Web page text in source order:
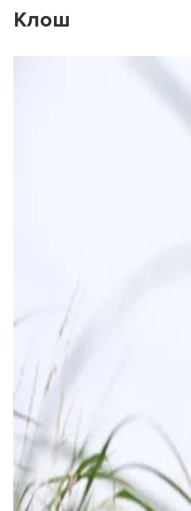
Клош